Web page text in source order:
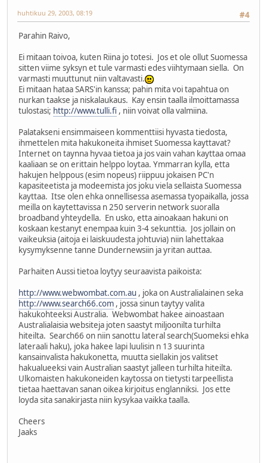
#4
huhtikuu 29, 2003, 08:19
Parahin Raivo,
Ei mitaan toivoa, kuten Riina jo totesi. Jos et ole ollut Suomessa
sitten viime syksyn et tule varmasti edes viihtymaan siella. On
varmasti muuttunut niin valtavasti.
Ei mitaan hataa SARS'in kanssa; pahin mita voi tapahtua on
nurkan taakse ja niskalaukaus. Kay ensin taalla ilmoittamassa
tulostasi; http://www.tulli.fi , niin voivat olla valmiina.
Palatakseni ensimmaiseen kommenttiisi hyvasta tiedosta,
ihmettelen mita hakukoneita ihmiset Suomessa kayttavat?
Internet on taynna hyvaa tietoa ja jos vain vahan kayttaa omaa
kaaliaan se on erittain helppo loytaa. Ymmarran kylla, etta
hakujen helppous (esim nopeus) riippuu jokaisen PC'n
kapasiteetista ja modeemista jos joku viela sellaista Suomessa
kayttaa. Itse olen ehka onnellisessa asemassa tyopaikalla, jossa
meilla on kaytettavissa n 250 serverin network suoralla
broadband yhteydella. En usko, etta ainoakaan hakuni on
koskaan kestanyt enempaa kuin 3-4 sekunttia. Jos jollain on
vaikeuksia (aitoja ei laiskuudesta johtuvia) niin lahettakaa
kysymyksenne tanne Dundernewsiin ja yritan auttaa.
Parhaiten Aussi tietoa loytyy seuraavista paikoista:
http://www.webwombat.com.au , joka on Australialainen seka
http://www.search66.com , jossa sinun taytyy valita
hakukohteeksi Australia. Webwombat hakee ainoastaan
Australialaisia websiteja joten saastyt miljoonilta turhilta
hiteilta. Search66 on niin sanottu lateral search(Suomeksi ehka
lateraali haku), joka hakee lapi luulisin n 13 suurinta
kansainvalista hakukonetta, muutta siellakin jos valitset
hakualueeksi vain Australian saastyt jalleen turhilta hiteilta.
Ulkomaisten hakukoneiden kaytossa on tietysti tarpeellista
tietaa haettavan sanan oikea kirjoitus englanniksi. Jos ette
loyda sita sanakirjasta niin kysykaa vaikka taalla.
Cheers
Jaaks